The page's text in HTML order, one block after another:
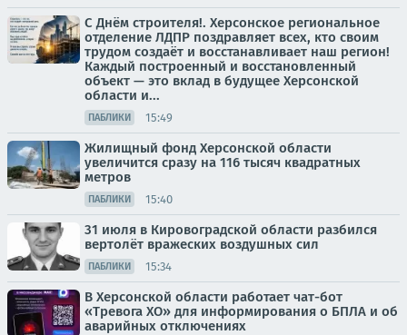
С Днём строителя!. Херсонское региональное
отделение ЛДПР поздравляет всех, кто своим
трудом создаёт и восстанавливает наш регион!
Каждый построенный и восстановленный
объект — это вклад в будущее Херсонской
области и...
ПАБЛИКИ 15:49
Жилищный фонд Херсонской области
увеличится сразу на 116 тысяч квадратных
метров
ПАБЛИКИ 15:40
31 июля в Кировоградской области разбился
вертолёт вражеских воздушных сил
ПАБЛИКИ 15:34
В Херсонской области работает чат-бот
«Тревога ХО» для информирования о БПЛА и об
аварийных отключениях